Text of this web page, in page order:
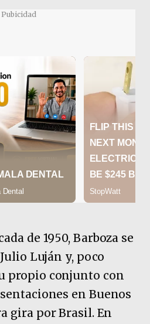
Pubicidad
de 1950, Barboza se
Luján y, poco
propio conjunto con
en Buenos
gira por Brasil. En